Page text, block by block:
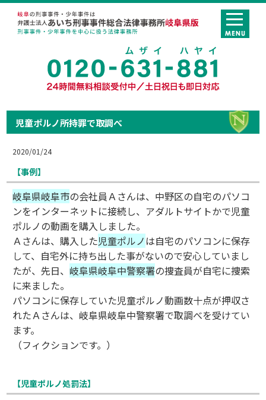
児童ポルノ所持罪で取調べ
2020/01/24
【事例】
岐阜県岐阜市の会社員Ａさんは、中野区の自宅のパソコ
ンをインターネットに接続し、アダルトサイトかで児童
ポルノの動画を購入しました。
Ａさんは、購入した児童ポルノは自宅のパソコンに保存
して、自宅外に持ち出した事がないので安心していまし
たが、先日、 岐阜県岐阜中警察署の捜査員が自宅に捜索
に来ました。
パソコンに保存していた児童ポルノ動画数十点が押収さ
れたＡさんは、岐阜県岐阜中警察署で取調べを受けてい
ます。
（フィクションです。）
【児童ポルノ処罰法】